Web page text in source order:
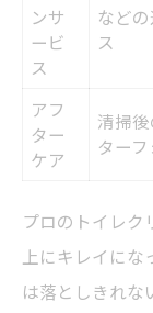
ンサ
ービ
ス
など
ス
アフ
ター
ケア
清掃
ター
プロのトイレク
上にキレイに
は落としきれな